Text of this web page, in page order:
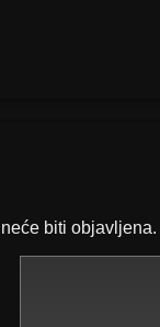
biti objavljena.